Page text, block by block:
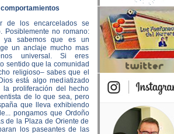
de los encarcelados se
Posiblemente no romano:
ya sabemos que es un
un anclaje mucho mas
universal. Si eres
sentido que la comunidad
religioso– sabes que el
está algo mediatizado
proliferación del hecho
de lo que sea, pero
que lleva exhibiendo
pongamos que Ordoño
de la Plaza de Oriente de
los paseantes de las